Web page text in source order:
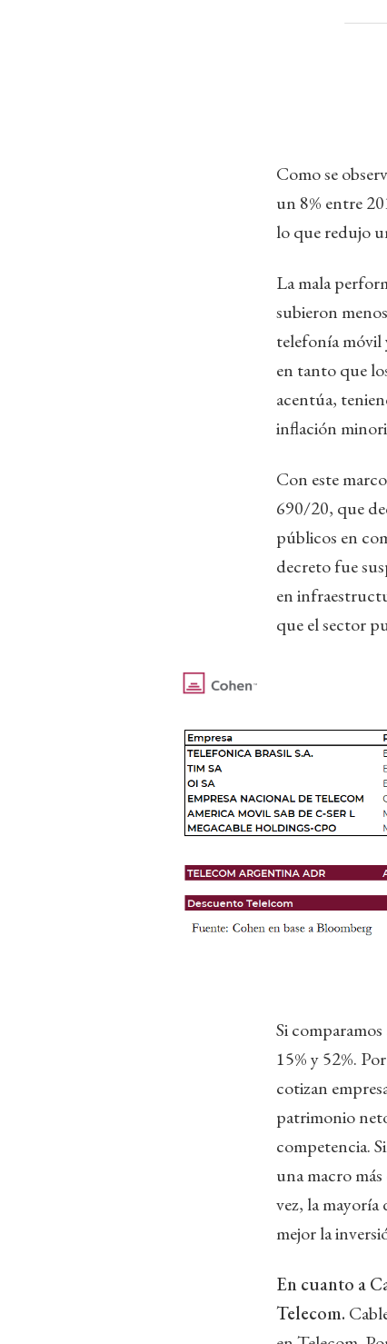
Como se
un 8% entre
lo que redujo
La mala
subieron
telefonía móvil
en tanto que
acentúa,
inflación
Con este
690/20, que
públicos en
decreto fue
en
que el sector
Si
15% y 52%.
cotizan
patrimonio
competencia.
una macro
vez, la mayoría
mejor la
En cuanto a
Telecom.